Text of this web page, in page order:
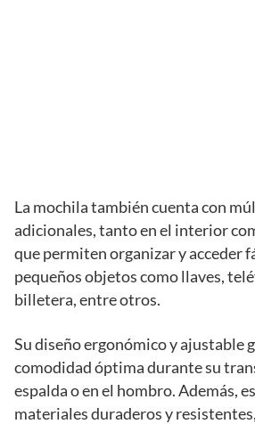
La mochila también cuenta con
adicionales, tanto en el interior
que permiten organizar y acceder
pequeños objetos como llaves,
billetera, entre otros.
Su diseño ergonómico y ajustable
comodidad óptima durante su
espalda o en el hombro. Además,
materiales duraderos y